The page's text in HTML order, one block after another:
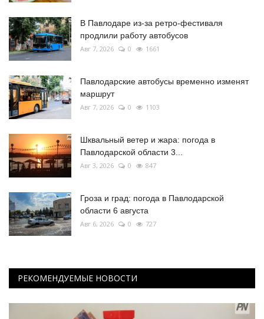
В Павлодаре из-за ретро-фестиваля
продлили работу автобусов
Авг 7, 2026 0 1661
Павлодарские автобусы временно изменят
маршрут
Авг 7, 2026 0 1103
Шквальный ветер и жара: погода в
Павлодарской области 3...
Авг 3, 2026 0 847
Гроза и град: погода в Павлодарской
области 6 августа
Авг 6, 2026 0 727
РЕКОМЕНДУЕМЫЕ НОВОСТИ